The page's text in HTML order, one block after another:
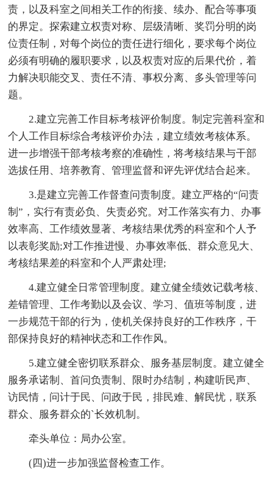
责，以及科室之间相关工作的衔接、续办、配合等事项
的界定。探索建立权责对称、层级清晰、奖罚分明的岗
位责任制，对每个岗位的责任进行细化，要求每个岗位
必须有明确的履职要求，以及权责对应的后果代价，着
力解决职能交叉、责任不清、事权分离、多头管理等问
题。
2.建立完善工作目标考核评价制度。制定完善科室和
个人工作目标综合考核评价办法，建立绩效考核体系。
进一步增强干部考核考察的准确性，将考核结果与干部
选拔任用、培养教育、管理监督和评先评优结合起来。
3.是建立完善工作督查问责制度。建立严格的“问责
制”，实行有责必负、失责必究。对工作落实有力、办事
效率高、工作绩效显著、考核结果优秀的科室和个人予
以表彰奖励;对工作推进慢、办事效率低、群众意见大、
考核结果差的科室和个人严肃处理;
4.建立健全日常管理制度。建立健全绩效记载考核、
差错管理、工作考勤以及会议、学习、值班等制度，进
一步规范干部的行为，使机关保持良好的工作秩序，干
部保持良好的精神状态和工作作风。
5.建立健全密切联系群众、服务基层制度。建立健全
服务承诺制、首问负责制、限时办结制，构建听民声、
访民情，问计于民、问政于民，排民难、解民忧，联系
群众、服务群众的`长效机制。
牵头单位：局办公室。
(四)进一步加强监督检查工作。